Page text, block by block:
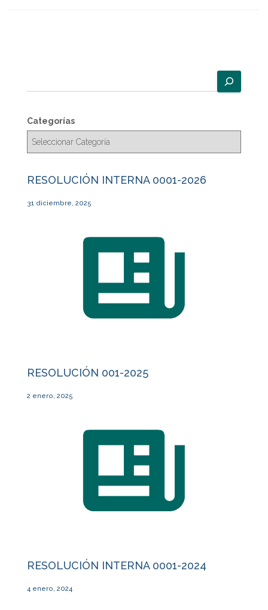
u
c
a
Categorías
RESOLUCIÓN INTERNA 0001-2026
31 diciembre, 2025
RESOLUCIÓN 001-2025
2 enero, 2025
RESOLUCIÓN INTERNA 0001-2024
4 enero, 2024